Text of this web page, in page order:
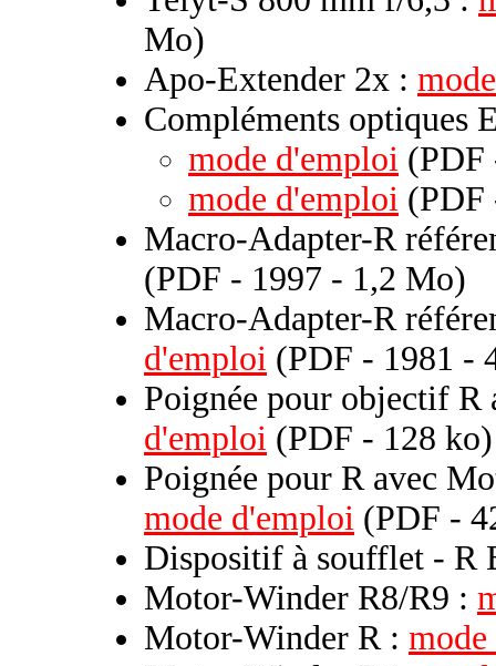
Mo)
Apo-Extender 2x :
Compléments optiques
mode d'emploi (PDF
mode d'emploi (PDF
Macro-Adapter-R
(PDF - 1997 - 1,2 Mo)
Macro-Adapter-R
d'emploi (PDF - 1981 -
Poignée pour objectif
d'emploi (PDF - 128 ko)
Poignée pour R avec
mode d'emploi (PDF -
Dispositif à soufflet - R
Motor-Winder R8/R9 :
Motor-Winder R :